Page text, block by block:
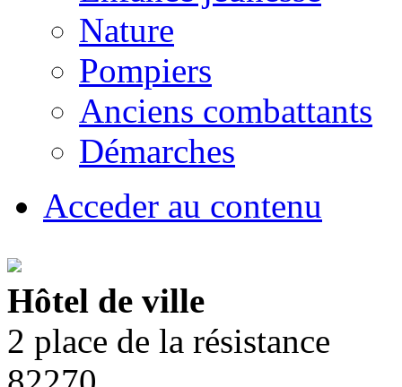
Nature
Pompiers
Anciens combattants
Démarches
Acceder au contenu
Hôtel de ville
2 place de la résistance